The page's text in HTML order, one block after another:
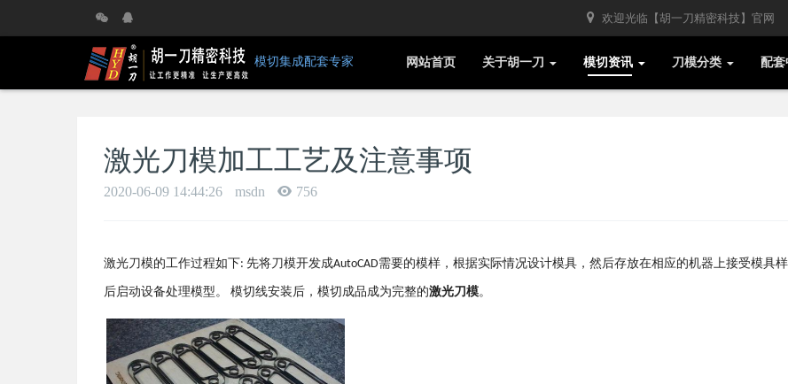
欢迎光临【胡一刀精密科技】官网
模切集成配套专家 网站首页 关于胡一刀 模切资讯 刀模分类 配
激光刀模加工工艺及注意事项
2020-06-09 14:44:26 msdn 756
激光刀模的工作过程如下: 先将刀模开发成AutoCAD需要的模样 ，根据实际情况设计模具，然后存放在相应的机器上接受模具
后启动设备处理模型。 模切线安装后，模切成品成为完整的激光刀模。